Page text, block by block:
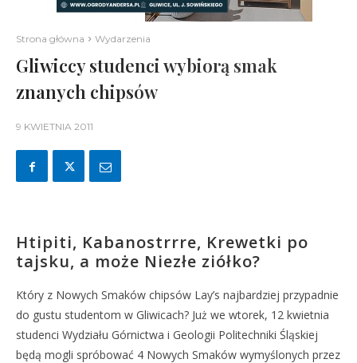
Strona główna Wydarzenia
Gliwiccy studenci wybiorą smak
znanych chipsów
9 KWIETNIA 2011
Htipiti, Kabanostrrre, Krewetki po
tajsku, a może Niezłe ziółko?
Który z Nowych Smaków chipsów Lay’s najbardziej przypadnie
do gustu studentom w Gliwicach? Już we wtorek, 12 kwietnia
studenci Wydziału Górnictwa i Geologii Politechniki Śląskiej
będą mogli spróbować 4 Nowych Smaków wymyślonych przez